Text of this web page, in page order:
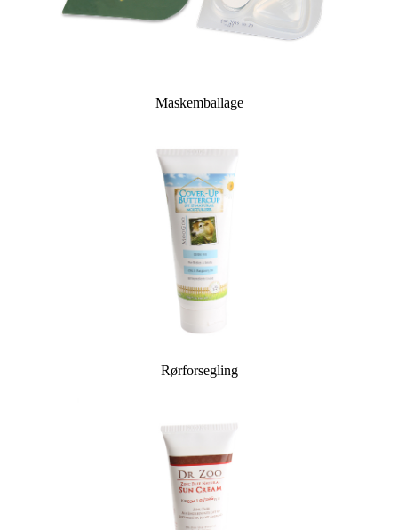
Maskemballage
Rørforsegling